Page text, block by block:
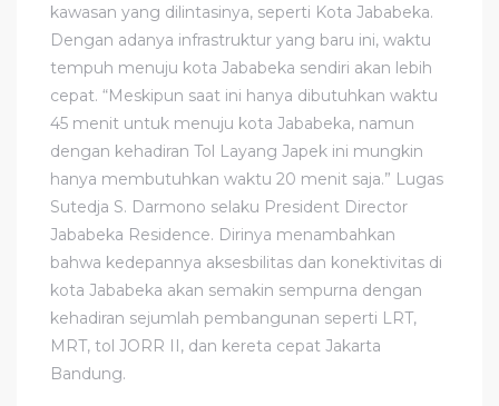
kawasan yang dilintasinya, seperti Kota Jababeka.
Dengan adanya infrastruktur yang baru ini, waktu
tempuh menuju kota Jababeka sendiri akan lebih
cepat. “Meskipun saat ini hanya dibutuhkan waktu
45 menit untuk menuju kota Jababeka, namun
dengan kehadiran Tol Layang Japek ini mungkin
hanya membutuhkan waktu 20 menit saja.” Lugas
Sutedja S. Darmono selaku President Director
Jababeka Residence. Dirinya menambahkan
bahwa kedepannya aksesbilitas dan konektivitas di
kota Jababeka akan semakin sempurna dengan
kehadiran sejumlah pembangunan seperti LRT,
MRT, tol JORR II, dan kereta cepat Jakarta
Bandung.